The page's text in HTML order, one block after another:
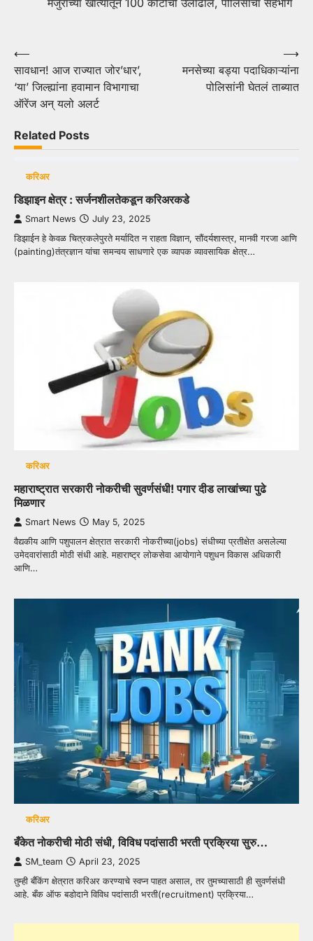
Post
navigation
⟵
सावधान! आज राज्यात जोर’धार’,
‘या’ जिल्ह्यांना हवामान विभागाचा
ऑरेंज अन् यलो अलर्ट
मनसेच्या बड्या पदाधिकाऱ्यांना
पोलिसांनी घेतलं ताब्यात
⟶
Related Posts
करिअर
डिझाइन क्षेत्र : सर्जनशीलतेकडून करिअरकडे
Smart News July 23, 2025
डिझाईन हे केवळ चित्रकलेपुरते मर्यादित न राहता विज्ञान, सौंदर्यशास्त्र, मानवी गरजा आणि
(painting)तंत्रज्ञान यांचा समन्वय साधणारे एक व्यापक व्यावसायिक क्षेत्र…
करिअर
महाराष्ट्रात सरकारी नोकरीची सुवर्णसंधी! पगार दीड लाखांच्या पुढे
मिळणार
Smart News May 5, 2025
वैद्यकीय आणि पशुपालन क्षेत्रात सरकारी नोकरीच्या(jobs) संधीच्या प्रतीक्षेत असलेल्या
उमेदवारांसाठी मोठी संधी आहे. महाराष्ट्र लोकसेवा आयोगाने पशुधन विकास अधिकारी
आणि…
करिअर
बँकेत नोकरीची मोठी संधी, विविध पदांसाठी भरती प्रक्रिया सुरु…
SM_team April 23, 2025
तुम्ही बँकिंग क्षेत्रात करिअर करण्याचे स्वप्न पाहत असाल, तर तुमच्यासाठी ही सुवर्णसंधी
आहे. बँक ऑफ बडोदाने विविध पदांसाठी भरती(recruitment) प्रक्रिया…